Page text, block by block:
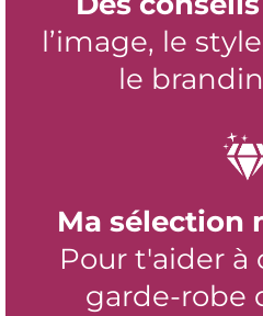
l’image, le
le
Ma sélection
Pour t'aider à
garde-robe